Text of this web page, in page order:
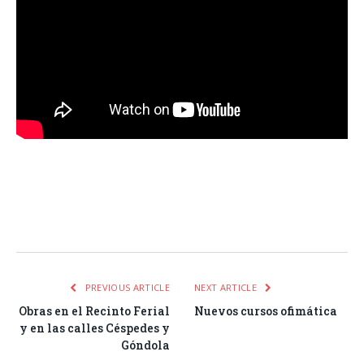
PREVIOUS ARTICLE
Obras en el Recinto Ferial
y en las calles Céspedes y
Góndola
NEXT ARTICLE
Nuevos cursos ofimática